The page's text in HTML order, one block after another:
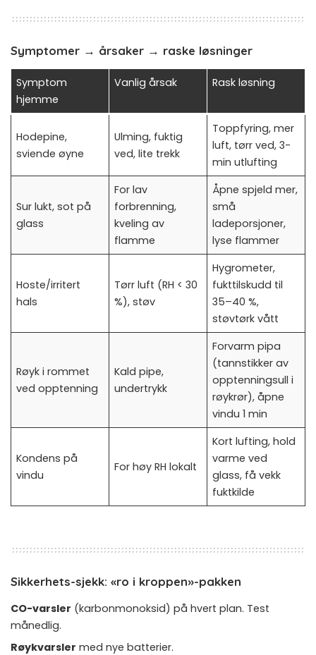
Symptomer → årsaker → raske løsninger
Symptom
hjemme
Vanlig årsak Rask løsning
Hodepine,
sviende øyne
Ulming, fuktig
ved, lite trekk
Toppfyring, mer
luft, tørr ved, 3-
min utlufting
Sur lukt, sot på
glass
For lav
forbrenning,
kveling av
flamme
Åpne spjeld mer,
små
ladeporsjoner,
lyse flammer
Hoste/irritert
hals
Tørr luft (RH < 30
%), støv
Hygrometer,
fukttilskudd til
35–40 %,
støvtørk vått
Røyk i rommet
ved opptenning
Kald pipe,
undertrykk
Forvarm pipa
(tannstikker av
opptenningsull i
røykrør), åpne
vindu 1 min
Kondens på
vindu
For høy RH lokalt
Kort lufting, hold
varme ved
glass, få vekk
fuktkilde
Sikkerhets-sjekk: «ro i kroppen»-pakken
CO-varsler (karbonmonoksid) på hvert plan. Test
månedlig.
Røykvarsler med nye batterier.